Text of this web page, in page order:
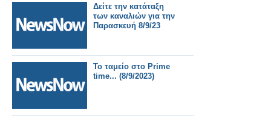
Δείτε την κατάταξη
των καναλιών για την
Παρασκευή 8/9/23
Το ταμείο στο Prime
time... (8/9/2023)